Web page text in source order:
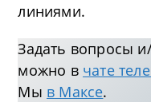
линиями.
Задать вопросы
можно в чате
Мы в Максе.